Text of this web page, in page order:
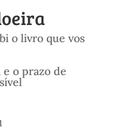
o livro que vos
o prazo de